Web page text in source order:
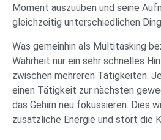
Moment auszuüben und seine
gleichzeitig unterschiedlichen
Was gemeinhin als Multitasking
Wahrheit nur ein sehr schnelles
zwischen mehreren Tätigkeiten.
einen Tätigkeit zur nächsten
das Gehirn neu fokussieren. Dies
zusätzliche Energie und stört die